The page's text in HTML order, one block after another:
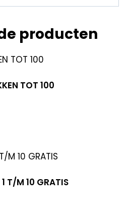
producten
TOT 100
T/M 10 GRATIS